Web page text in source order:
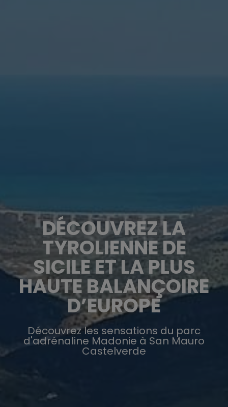
DÉCOUVREZ LA
TYROLIENNE DE
SICILE ET LA PLUS
HAUTE BALANÇOIRE
D’EUROPE
Découvrez les sensations du parc
d'adrénaline Madonie à San Mauro
Castelverde